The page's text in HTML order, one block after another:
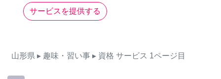
サービスを提供する
山形県 ▸ 趣味・習い事 ▸ 資格 サービス 1ページ目